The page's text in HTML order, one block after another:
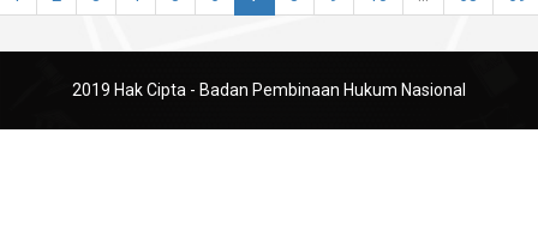
2019 Hak Cipta - Badan Pembinaan Hukum Nasional